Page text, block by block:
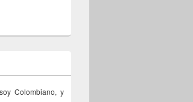
soy Colombiano, y